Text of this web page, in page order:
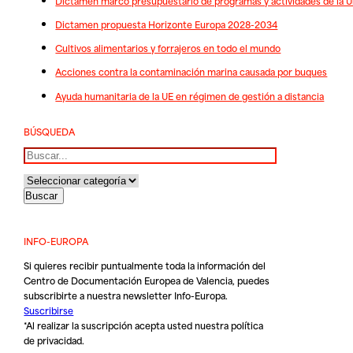
Dictamen propuesta Horizonte Europa 2028-2034
Cultivos alimentarios y forrajeros en todo el mundo
Acciones contra la contaminación marina causada por buques
Ayuda humanitaria de la UE en régimen de gestión a distancia
BÚSQUEDA
Buscar
INFO-EUROPA
Si quieres recibir puntualmente toda la información del
Centro de Documentación Europea de Valencia, puedes
subscribirte a nuestra newsletter Info-Europa.
Suscribirse
*Al realizar la suscripción acepta usted nuestrapolítica
de privacidad.